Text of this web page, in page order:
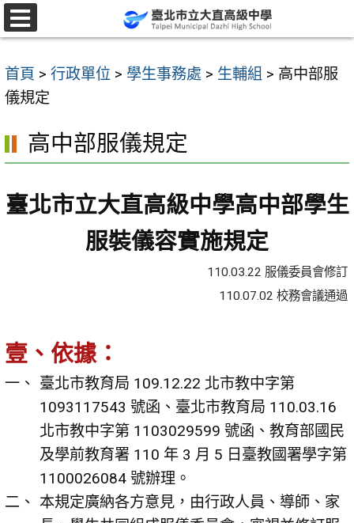
跳
至
要
內
區
首頁 > 行政單位 > 學生事務處 > 生輔組 > 高中部服
儀規定
高中部服儀規定
臺北市立大直高級中學高中部學生
服裝儀容實施規定
110.03.22 服儀委員會修訂
110.07.02 校務會議通過
壹、依據：
臺北市教育局 109.12.22 北市教中字第
1093117543 號函、臺北市教育局 110.03.16
北市教中字第 1103029599 號函、教育部國民
及學前教育署 110 年 3 月 5 日臺教國署學字第
1100026084 號辦理。
本規定廣納各方意見，由行政人員、導師、家
選
單